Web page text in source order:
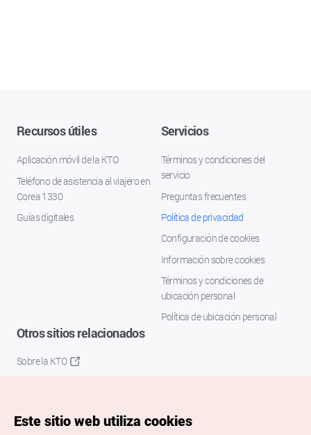
Recursos útiles
Aplicación móvil de la KTO
Teléfono de asistencia al viajero en
Corea 1330
Guías digitales
Servicios
Términos y condiciones del
servicio
Preguntas frecuentes
Política de privacidad
Configuración de cookies
Información sobre cookies
Términos y condiciones de
ubicación personal
Política de ubicación personal
Otros sitios relacionados
Sobre la KTO
Este sitio web utiliza cookies